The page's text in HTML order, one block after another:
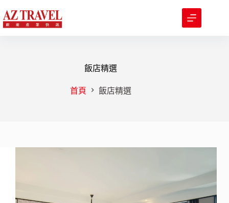
至
主
飯店精選
首頁 飯店精選